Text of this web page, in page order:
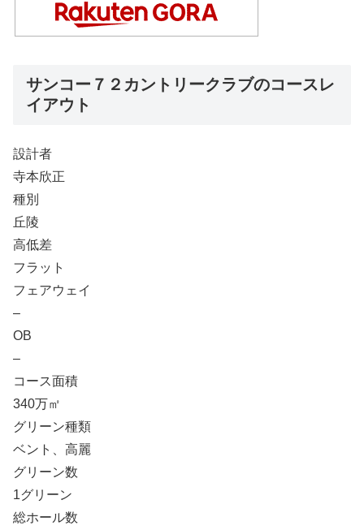
サンコー７２カントリークラブのコースレ
イアウト
設計者
寺本欣正
種別
丘陵
高低差
フラット
フェアウェイ
–
OB
–
コース面積
340万㎡
グリーン種類
ベント、高麗
グリーン数
1グリーン
総ホール数